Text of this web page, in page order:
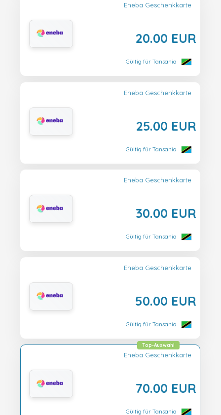
Eneba Geschenkkarte
20.00 EUR
Gültig für Tansania
Eneba Geschenkkarte
25.00 EUR
Gültig für Tansania
Eneba Geschenkkarte
30.00 EUR
Gültig für Tansania
Eneba Geschenkkarte
50.00 EUR
Gültig für Tansania
Eneba Geschenkkarte
70.00 EUR
Top-Auswahl
Gültig für Tansania